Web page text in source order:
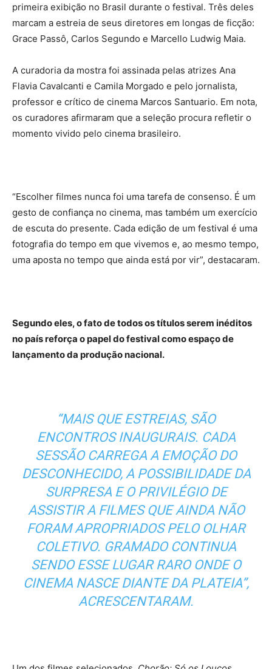
primeira exibição no Brasil durante o festival. Três deles
marcam a estreia de seus diretores em longas de ficção:
Grace Passô, Carlos Segundo e Marcello Ludwig Maia.
A curadoria da mostra foi assinada pelas atrizes Ana
Flavia Cavalcanti e Camila Morgado e pelo jornalista,
professor e crítico de cinema Marcos Santuario. Em nota,
os curadores afirmaram que a seleção procura refletir o
momento vivido pelo cinema brasileiro.
“Escolher filmes nunca foi uma tarefa de consenso. É um
gesto de confiança no cinema, mas também um exercício
de escuta do presente. Cada edição de um festival é uma
fotografia do tempo em que vivemos e, ao mesmo tempo,
uma aposta no tempo que ainda está por vir”, destacaram.
Segundo eles, o fato de todos os títulos serem inéditos
no país reforça o papel do festival como espaço de
lançamento da produção nacional.
“MAIS QUE ESTREIAS, SÃO
ENCONTROS INAUGURAIS. CADA
SESSÃO CARREGA A EMOÇÃO DO
DESCONHECIDO, A POSSIBILIDADE DA
SURPRESA E O PRIVILÉGIO DE
ASSISTIR A FILMES QUE AINDA NÃO
FORAM APROPRIADOS PELO OLHAR
COLETIVO. GRAMADO CONTINUA
SENDO ESSE LUGAR RARO ONDE O
CINEMA NASCE DIANTE DA PLATEIA”,
ACRESCENTARAM.